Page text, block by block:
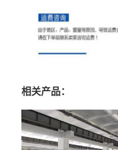
相关产品：